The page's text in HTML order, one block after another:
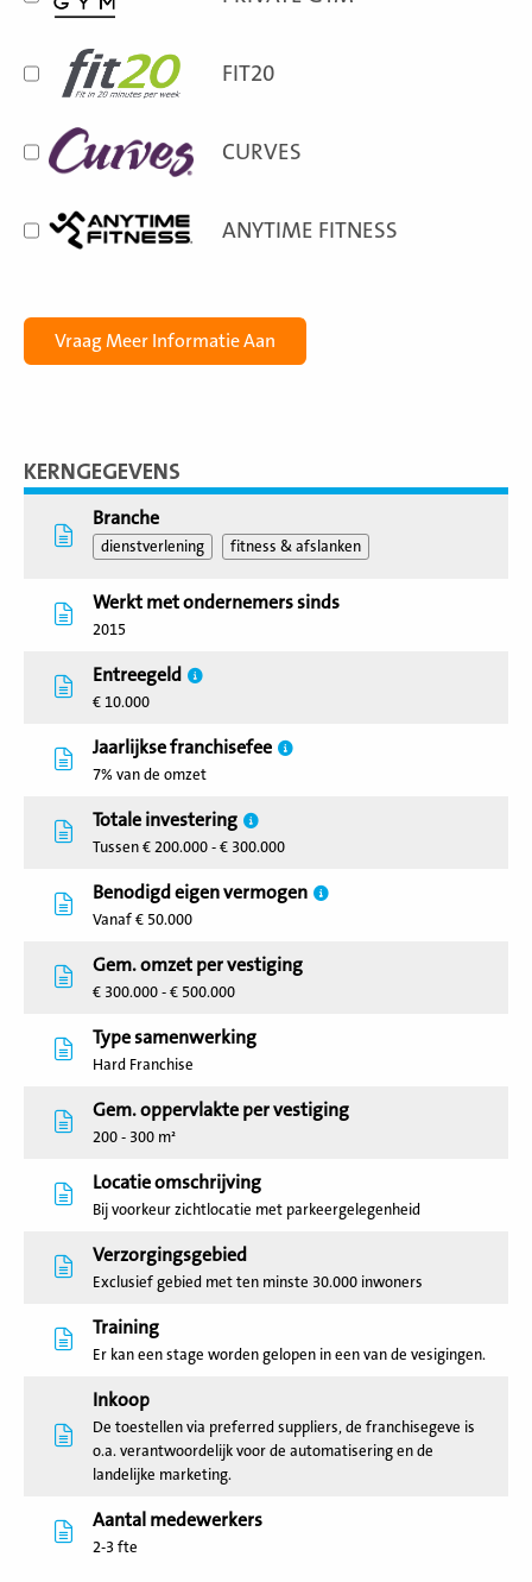
FIT20
CURVES
ANYTIME FITNESS
KERNGEGEVENS
Branche
dienstverlening fitness & afslanken
Werkt met ondernemers sinds
2015
Entreegeld
€ 10.000
Jaarlijkse franchisefee
7% van de omzet
Totale investering
Tussen € 200.000 - € 300.000
Benodigd eigen vermogen
Vanaf € 50.000
Gem. omzet per vestiging
€ 300.000 - € 500.000
Type samenwerking
Hard Franchise
Gem. oppervlakte per vestiging
200 - 300 m²
Locatie omschrijving
Bij voorkeur zichtlocatie met parkeergelegenheid
Verzorgingsgebied
Exclusief gebied met ten minste 30.000 inwoners
Training
Er kan een stage worden gelopen in een van de vesigingen.
Inkoop
De toestellen via preferred suppliers, de franchisegeve is
o.a. verantwoordelijk voor de automatisering en de
landelijke marketing.
Aantal medewerkers
2-3 fte